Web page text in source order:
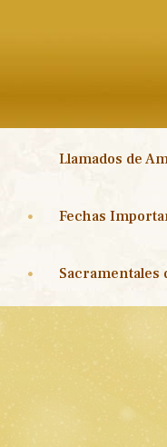
Llamados de
Fechas
Sacramentales